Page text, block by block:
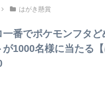
はがき懸賞
一番でポケモンフタ
1000名様に当たる【